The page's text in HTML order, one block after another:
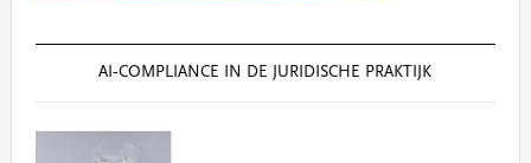
AI‑COMPLIANCE IN DE JURIDISCHE PRAKTIJK